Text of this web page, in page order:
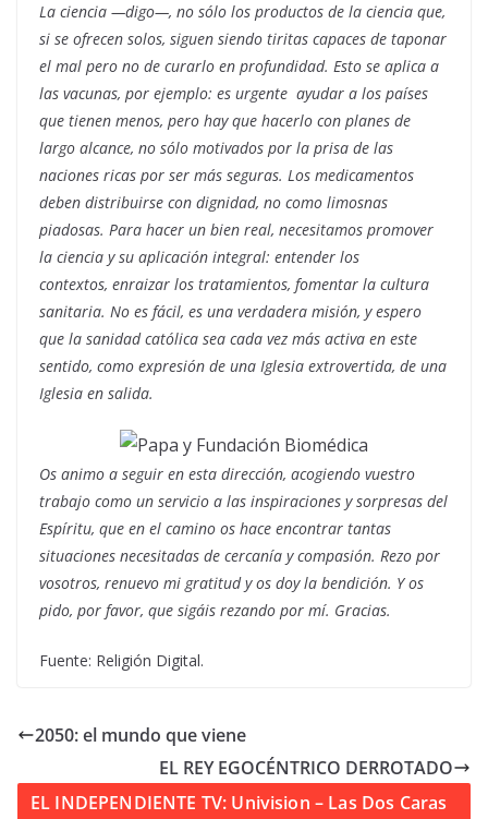
La ciencia —digo—, no sólo los productos de la ciencia que,
si se ofrecen solos, siguen siendo tiritas capaces de taponar
el mal pero no de curarlo en profundidad. Esto se aplica a
las vacunas, por ejemplo: es urgente ayudar a los países
que tienen menos, pero hay que hacerlo con planes de
largo alcance, no sólo motivados por la prisa de las
naciones ricas por ser más seguras. Los medicamentos
deben distribuirse con dignidad, no como limosnas
piadosas. Para hacer un bien real, necesitamos promover
la ciencia y su aplicación integral: entender los
contextos, enraizar los tratamientos, fomentar la cultura
sanitaria. No es fácil, es una verdadera misión, y espero
que la sanidad católica sea cada vez más activa en este
sentido, como expresión de una Iglesia extrovertida, de una
Iglesia en salida.
Os animo a seguir en esta dirección, acogiendo vuestro
trabajo como un servicio a las inspiraciones y sorpresas del
Espíritu, que en el camino os hace encontrar tantas
situaciones necesitadas de cercanía y compasión. Rezo por
vosotros, renuevo mi gratitud y os doy la bendición. Y os
pido, por favor, que sigáis rezando por mí. Gracias.
Fuente: Religión Digital.
2050: el mundo que viene
EL REY EGOCÉNTRICO DERROTADO
EL INDEPENDIENTE TV: Univision – Las Dos Caras